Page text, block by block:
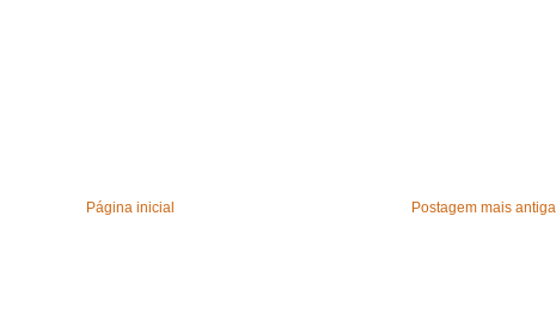
Postagem mais antiga
Página inicial